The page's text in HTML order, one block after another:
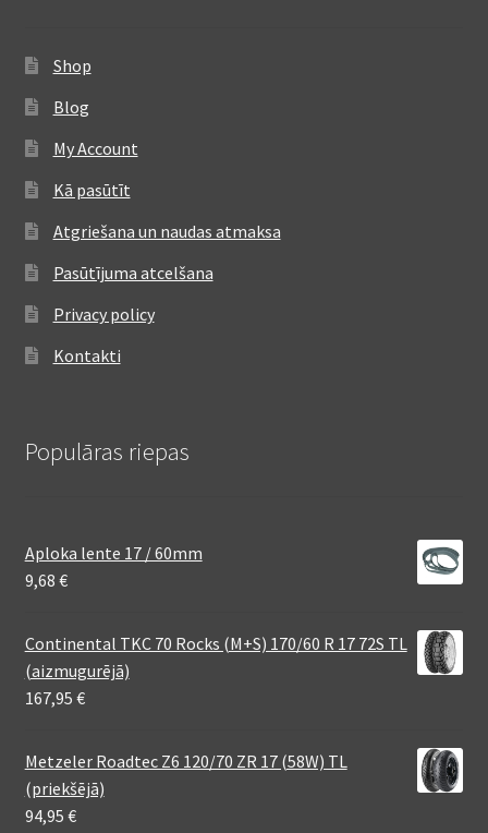
Shop
Blog
My Account
Kā pasūtīt
Atgriešana un naudas atmaksa
Pasūtījuma atcelšana
Privacy policy
Kontakti
Populāras riepas
Aploka lente 17 / 60mm
9,68 €
Continental TKC 70 Rocks (M+S) 170/60 R 17 72S TL
(aizmugurējā)
167,95 €
Metzeler Roadtec Z6 120/70 ZR 17 (58W) TL
(priekšējā)
94,95 €